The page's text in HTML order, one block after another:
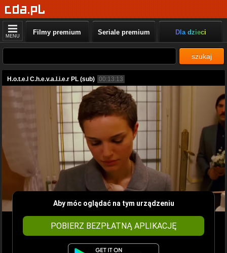
MENU Filmy premium Seriale premium Dla dzieci
szukaj
H.o.t.e.l C.h.e.v.a.l.i.e.r PL (sub) 00:13:13
Aby móc oglądać na tym urządzeniu
POBIERZ BEZPŁATNĄ APLIKACJĘ